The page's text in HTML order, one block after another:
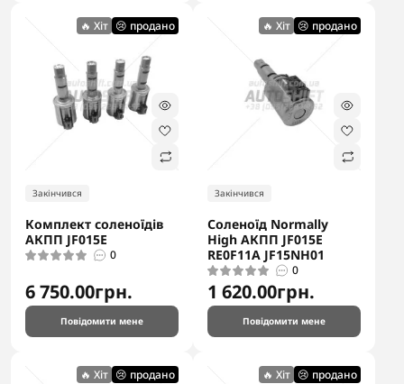
🔥 Хіт 😢 продано
Закінчився
Комплект соленоїдів
АКПП JF015E
0
6 750.00грн.
Повідомити мене
🔥 Хіт 😢 продано
Закінчився
Соленоїд Normally
High АКПП JF015E
RE0F11A JF15NH01
0
1 620.00грн.
Повідомити мене
🔥 Хіт 😢 продано 🔥 Хіт 😢 продано